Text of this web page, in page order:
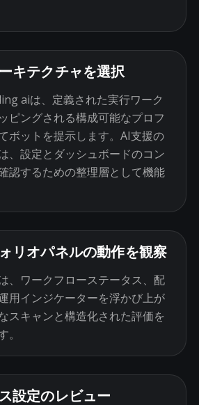
キテクチャを選択
aiは、定義された実行ワーク
ピングされる構成可能なプロフ
ボットを提示します。AI支援の
、設定とダッシュボードのコン
認するための整理層として機能
リオパネルの動作を観察
、ワークフローステータス、配
用インジケーターを浮かび上が
スキャンと構造化された評価を
設定のレビュー